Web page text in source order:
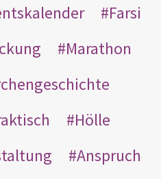
Farsi
Marathon
Hölle
Anspruch